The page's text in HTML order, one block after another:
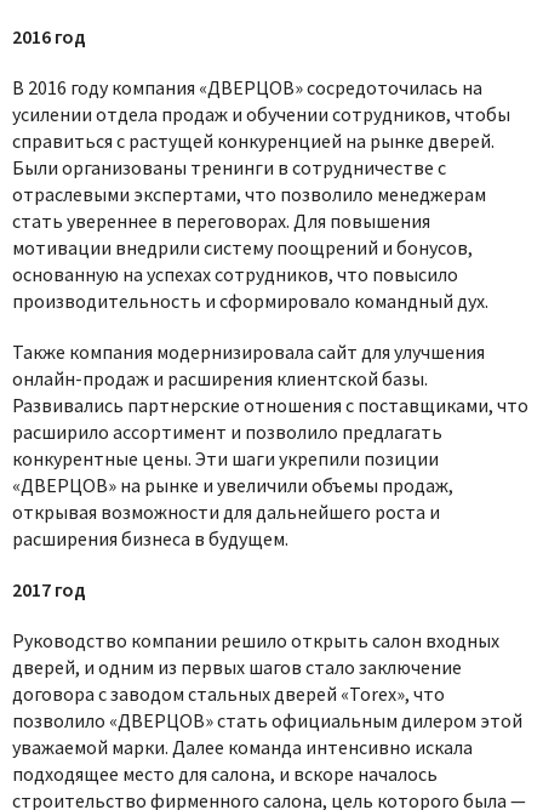
2016 год
В 2016 году компания «ДВЕРЦОВ» сосредоточилась на
усилении отдела продаж и обучении сотрудников, чтобы
справиться с растущей конкуренцией на рынке дверей.
Были организованы тренинги в сотрудничестве с
отраслевыми экспертами, что позволило менеджерам
стать увереннее в переговорах. Для повышения
мотивации внедрили систему поощрений и бонусов,
основанную на успехах сотрудников, что повысило
производительность и сформировало командный дух.
Также компания модернизировала сайт для улучшения
онлайн-продаж и расширения клиентской базы.
Развивались партнерские отношения с поставщиками, что
расширило ассортимент и позволило предлагать
конкурентные цены. Эти шаги укрепили позиции
«ДВЕРЦОВ» на рынке и увеличили объемы продаж,
открывая возможности для дальнейшего роста и
расширения бизнеса в будущем.
2017 год
Руководство компании решило открыть салон входных
дверей, и одним из первых шагов стало заключение
договора с заводом стальных дверей «Torex», что
позволило «ДВЕРЦОВ» стать официальным дилером этой
уважаемой марки. Далее команда интенсивно искала
подходящее место для салона, и вскоре началось
строительство фирменного салона, цель которого была —